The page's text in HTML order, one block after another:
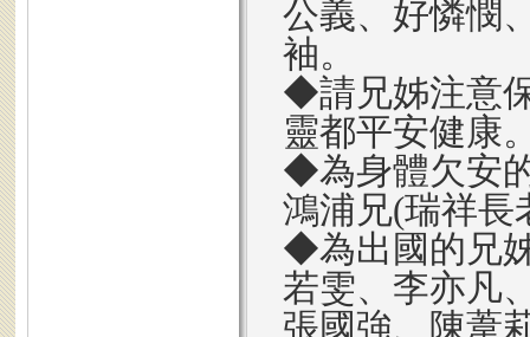
公義、好憐憫
袖。
◆請兄姊注意
靈都平安健康
◆為身體欠安
鴻浦兄(瑞祥長
◆為出國的兄
若雯、李亦凡
張國強、陳葦